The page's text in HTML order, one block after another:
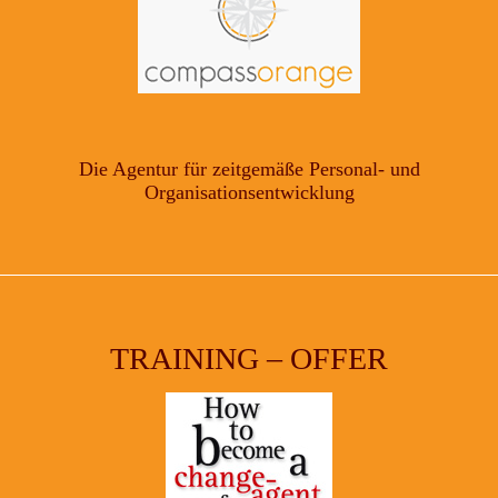
Die Agentur für zeitgemäße Personal- und
Organisationsentwicklung
TRAINING – OFFER